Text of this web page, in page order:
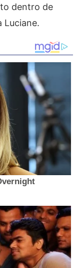
dentro de
Luciane.